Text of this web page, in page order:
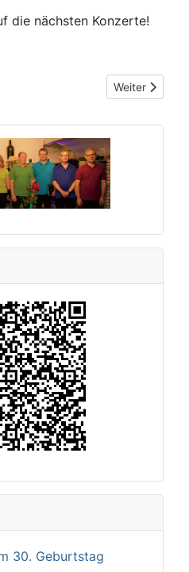
die nächsten Konzerte!
Nächster
Weiter
30. Geburtstag